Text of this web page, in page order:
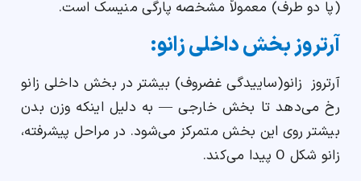
(پا دو طرف) معمولاً مشخصه پارگی منیسک است.
آرتروز بخش داخلی زانو:
آرتروز زانو(ساییدگی غضروف) بیشتر در بخش داخلی زانو
رخ می‌دهد تا بخش خارجی — به دلیل اینکه وزن بدن
بیشتر روی این بخش متمرکز می‌شود. در مراحل پیشرفته،
زانو شکل O پیدا می‌کند.